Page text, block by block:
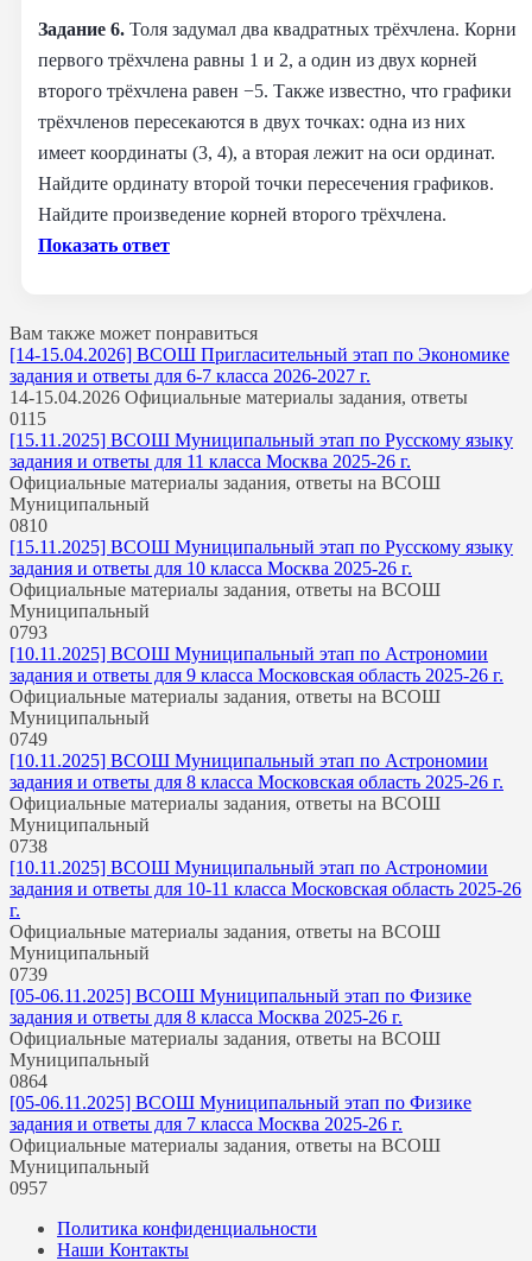
Задание 6. Толя задумал два квадратных трёхчлена. Корни
первого трёхчлена равны 1 и 2, а один из двух корней
второго трёхчлена равен −5. Также известно, что графики
трёхчленов пересекаются в двух точках: одна из них
имеет координаты (3, 4), а вторая лежит на оси ординат.
Найдите ординату второй точки пересечения графиков.
Найдите произведение корней второго трёхчлена.
Показать ответ
Вам также может понравиться
[14-15.04.2026] ВСОШ Пригласительный этап по Экономике
задания и ответы для 6-7 класса 2026-2027 г.
14-15.04.2026 Официальные материалы задания, ответы
0115
[15.11.2025] ВСОШ Муниципальный этап по Русскому языку
задания и ответы для 11 класса Москва 2025-26 г.
Официальные материалы задания, ответы на ВСОШ
Муниципальный
0810
[15.11.2025] ВСОШ Муниципальный этап по Русскому языку
задания и ответы для 10 класса Москва 2025-26 г.
Официальные материалы задания, ответы на ВСОШ
Муниципальный
0793
[10.11.2025] ВСОШ Муниципальный этап по Астрономии
задания и ответы для 9 класса Московская область 2025-26 г.
Официальные материалы задания, ответы на ВСОШ
Муниципальный
0749
[10.11.2025] ВСОШ Муниципальный этап по Астрономии
задания и ответы для 8 класса Московская область 2025-26 г.
Официальные материалы задания, ответы на ВСОШ
Муниципальный
0738
[10.11.2025] ВСОШ Муниципальный этап по Астрономии
задания и ответы для 10-11 класса Московская область 2025-26
г.
Официальные материалы задания, ответы на ВСОШ
Муниципальный
0739
[05-06.11.2025] ВСОШ Муниципальный этап по Физике
задания и ответы для 8 класса Москва 2025-26 г.
Официальные материалы задания, ответы на ВСОШ
Муниципальный
0864
[05-06.11.2025] ВСОШ Муниципальный этап по Физике
задания и ответы для 7 класса Москва 2025-26 г.
Официальные материалы задания, ответы на ВСОШ
Муниципальный
0957
Политика конфиденциальности
Наши Контакты